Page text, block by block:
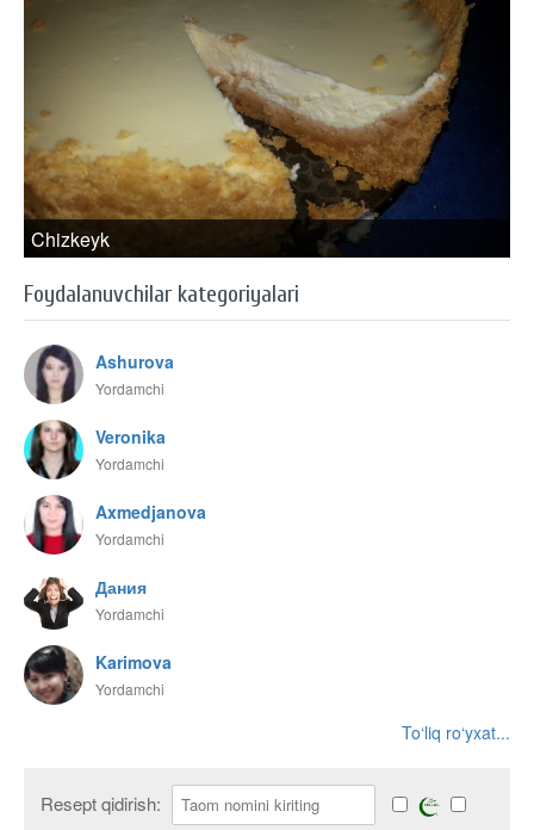
Chizkeyk
Foydalanuvchilar kategoriyalari
Ashurova
Yordamchi
Veronika
Yordamchi
Axmedjanova
Yordamchi
Дания
Yordamchi
Karimova
Yordamchi
To‘liq ro‘yxat...
Resept qidirish: